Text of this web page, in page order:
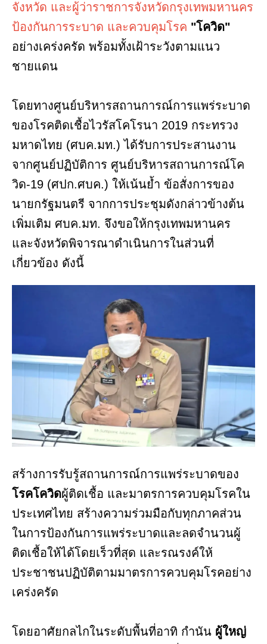
จังหวัด และผู้ว่าราชการจังหวัดกรุงเทพมหานคร
ป้องกันการระบาด และควบคุมโรค "โควิด"
อย่างเคร่งครัด พร้อมทั้งเฝ้าระวังตามแนว
ชายแดน
โดยทางศูนย์บริหารสถานการณ์การแพร่ระบาด
ของโรคติดเชื้อไวรัสโคโรนา 2019 กระทรวง
มหาดไทย (ศบค.มท.) ได้รับการประสานงาน
จากศูนย์ปฏิบัติการ ศูนย์บริหารสถานการณ์โค
วิด-19 (ศปก.ศบค.) ให้เน้นย้ำ ข้อสั่งการของ
นายกรัฐมนตรี จากการประชุมดังกล่าวข้างต้น
เพิ่มเติม ศบค.มท. จึงขอให้กรุงเทพมหานคร
และจังหวัดพิจารณาดำเนินการในส่วนที่
เกี่ยวข้อง ดังนี้
สร้างการรับรู้สถานการณ์การแพร่ระบาดของ
โรคโควิดผู้ติดเชื้อ และมาตรการควบคุมโรคใน
ประเทศไทย สร้างความร่วมมือกับทุกภาคส่วน
ในการป้องกันการแพร่ระบาดและลดจำนวนผู้
ติดเชื้อให้ได้โดยเร็วที่สุด และรณรงค์ให้
ประชาชนปฏิบัติตามมาตรการควบคุมโรคอย่าง
เคร่งครัด
โดยอาศัยกลไกในระดับพื้นที่อาทิ กำนัน ผู้ใหญ่